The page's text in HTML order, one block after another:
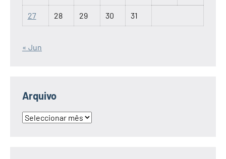
27 28 29 30 31
« Jun
Arquivo
Arquivo